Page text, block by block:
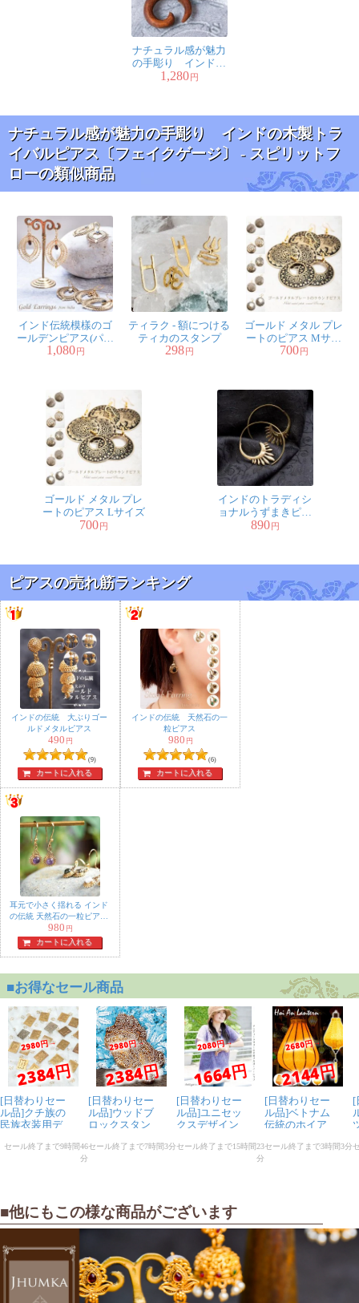
ナチュラル感が魅力
の手彫り インドの
木製トライバルピア
1,280円
ナチュラル感が魅力の手彫り インドの木製トラ
イバルピアス〔フェイクゲージ〕 - スピリットフ
ローの類似商品
インド伝統模樣のゴ
ールデンピアス(パワ
ーストーン付)
1,080 円
ティラク - 額につける
ティカのスタンプ
298 円
ゴールド メタル プレ
ートのピアス Mサイ
ズ
700 円
ゴールド メタル プレ
ートのピアス Lサイズ
700円
インドのトラディシ
ョナルうずまきピア
ス
890円
ピアスの売れ筋ランキング
インドの伝統 大ぶりゴー
ルドメタルピアス
490 円
(9)
カートに入れる
インドの伝統 天然石の一
粒ピアス
980 円
(6)
カートに入れる
耳元で小さく揺れる インド
の伝統 天然石の一粒ピアス
- サークル
980 円
カートに入れる
■他にもこの様な商品がございます